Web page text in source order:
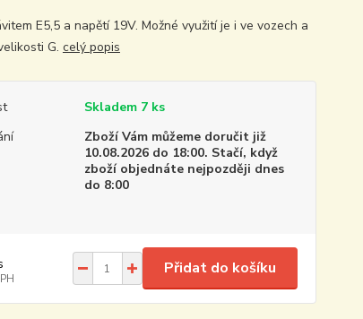
E5,5 a napětí 19V. Možné využití je i ve vozech a
G. celý popis
Skladem 7 ks
Zboží Vám můžeme doručit již
10.08.2026 do 18:00. Stačí, když
zboží objednáte nejpozději dnes
do 8:00
Přidat do košíku